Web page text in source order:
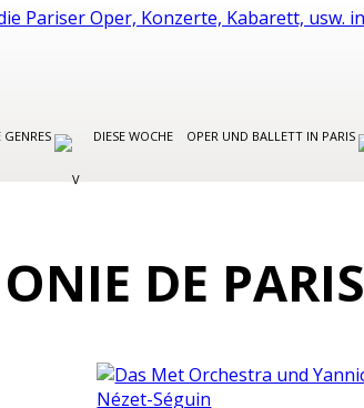
GENRES DIESE WOCHE OPER UND BALLETT IN PARIS
DE PARIS